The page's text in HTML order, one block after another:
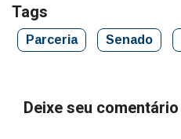
Tags
Parceria Senado
Deixe seu comentário